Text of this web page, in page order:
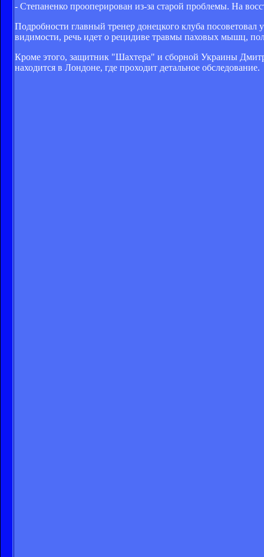
- Степаненко прооперирован из-за старой проблемы. На
Подробности главный тренер донецкого клуба
видимости, речь идет о рецидиве травмы паховых мышц,
Кроме этого, защитник "Шахтера" и сборной Украины
находится в Лондоне, где проходит детальное обследование.